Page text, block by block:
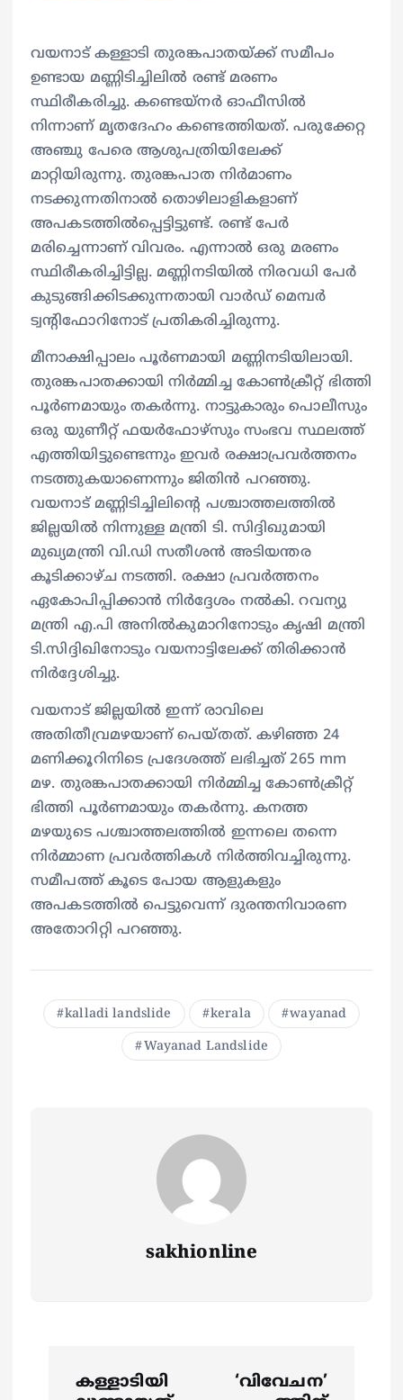
വയനാട് കള്ളാടി തുരങ്കപാതയ്ക്ക് സമീപം
ഉണ്ടായ മണ്ണിടിച്ചിലിൽ‌ രണ്ട് മരണം
സ്ഥിരീകരിച്ചു. കണ്ടെയ്നർ ഓഫീസിൽ
നിന്നാണ് മൃതദേഹം കണ്ടെത്തിയത്. പരുക്കേറ്റ
അഞ്ചു പേരെ ആശുപത്രിയിലേക്ക്
മാറ്റിയിരുന്നു. തുരങ്കപാത നിർമാണം
നടക്കുന്നതിനാൽ തൊഴിലാളികളാണ്
അപകടത്തിൽപ്പെട്ടിട്ടുണ്ട്. രണ്ട് പേർ
മരിച്ചെന്നാണ് വിവരം. എന്നാൽ ഒരു മരണം
സ്ഥിരീകരിച്ചിട്ടില്ല. മണ്ണിനടിയിൽ നിരവധി പേർ
കുടുങ്ങിക്കിടക്കുന്നതായി വാർഡ് മെമ്പർ
ട്വന്റിഫോറിനോട് പ്രതികരിച്ചിരുന്നു.
മീനാക്ഷിപ്പാലം പൂർണമായി മണ്ണിനടിയിലായി.
തുരങ്കപാതക്കായി നിർമ്മിച്ച കോൺക്രീറ്റ് ഭിത്തി
പൂർണമായും തകർന്നു. നാട്ടുകാരും പൊലീസും
ഒരു യുണീറ്റ് ഫയർഫോഴ്സും സംഭവ സ്ഥലത്ത്
എത്തിയിട്ടുണ്ടെന്നും ഇവർ രക്ഷാപ്രവർത്തനം
നടത്തുകയാണെന്നും ജിതിൻ‌ പറഞ്ഞു.
വയനാട് മണ്ണിടിച്ചിലിന്റെ പശ്ചാത്തലത്തിൽ
ജില്ലയിൽ നിന്നുള്ള മന്ത്രി ടി. സിദ്ദിഖുമായി
മുഖ്യമന്ത്രി വി.ഡി സതീശൻ അടിയന്തര
കൂടിക്കാഴ്ച നടത്തി. രക്ഷാ പ്രവർത്തനം
ഏകോപിപ്പിക്കാൻ നിർദ്ദേശം നൽകി. റവന്യു
മന്ത്രി എ.പി അനിൽകുമാറിനോടും കൃഷി മന്ത്രി
ടി.സിദ്ദിഖിനോടും വയനാട്ടിലേക്ക് തിരിക്കാൻ
നിർദ്ദേശിച്ചു.
വയനാട് ജില്ലയിൽ ഇന്ന് രാവിലെ
അതിതീവ്രമഴയാണ് പെയ്തത്. കഴിഞ്ഞ 24
മണിക്കൂറിനിടെ പ്രദേശത്ത് ലഭിച്ചത് 265 mm
മഴ. തുരങ്കപാതക്കായി നിർമ്മിച്ച കോൺക്രീറ്റ്
ഭിത്തി പൂർണമായും തകർന്നു. കനത്ത
മഴയുടെ പശ്ചാത്തലത്തിൽ ഇന്നലെ തന്നെ
നിർമ്മാണ പ്രവർത്തികൾ നിർത്തിവച്ചിരുന്നു.
സമീപത്ത് കൂടെ പോയ ആളുകളും
അപകടത്തിൽ പെട്ടുവെന്ന് ദുരന്തനിവാരണ
അതോറിറ്റി പറഞ്ഞു.
kalladi landslide kerala wayanad
Wayanad Landslide
sakhionline
കള്ളാടിയി
‘വിവേചന’